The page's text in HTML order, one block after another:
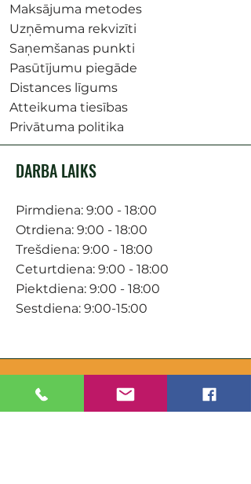
Maksājuma metodes
Uzņēmuma rekvizīti
Saņemšanas punkti
Pasūtījumu piegāde
Distances līgums
Atteikuma tiesības
Privātuma politika
DARBA LAIKS
Pirmdiena: 9:00 - 18:00
Otrdiena: 9:00 - 18:00
Trešdiena: 9:00 - 18:00
Ceturtdiena: 9:00 - 18:00
Piektdiena: 9:00 - 18:00
Sestdiena: 9:00-15:00
KONTAKTI